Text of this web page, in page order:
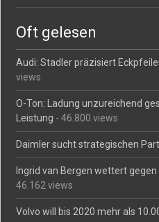
Oft gelesen
Audi: Stadler präzisiert
views
O-Ton: Ladung unzureichend
Leistung - 46.800 views
Daimler sucht strategischen
Ingrid van Bergen wettert
46.162 views
Volvo will bis 2020 mehr als